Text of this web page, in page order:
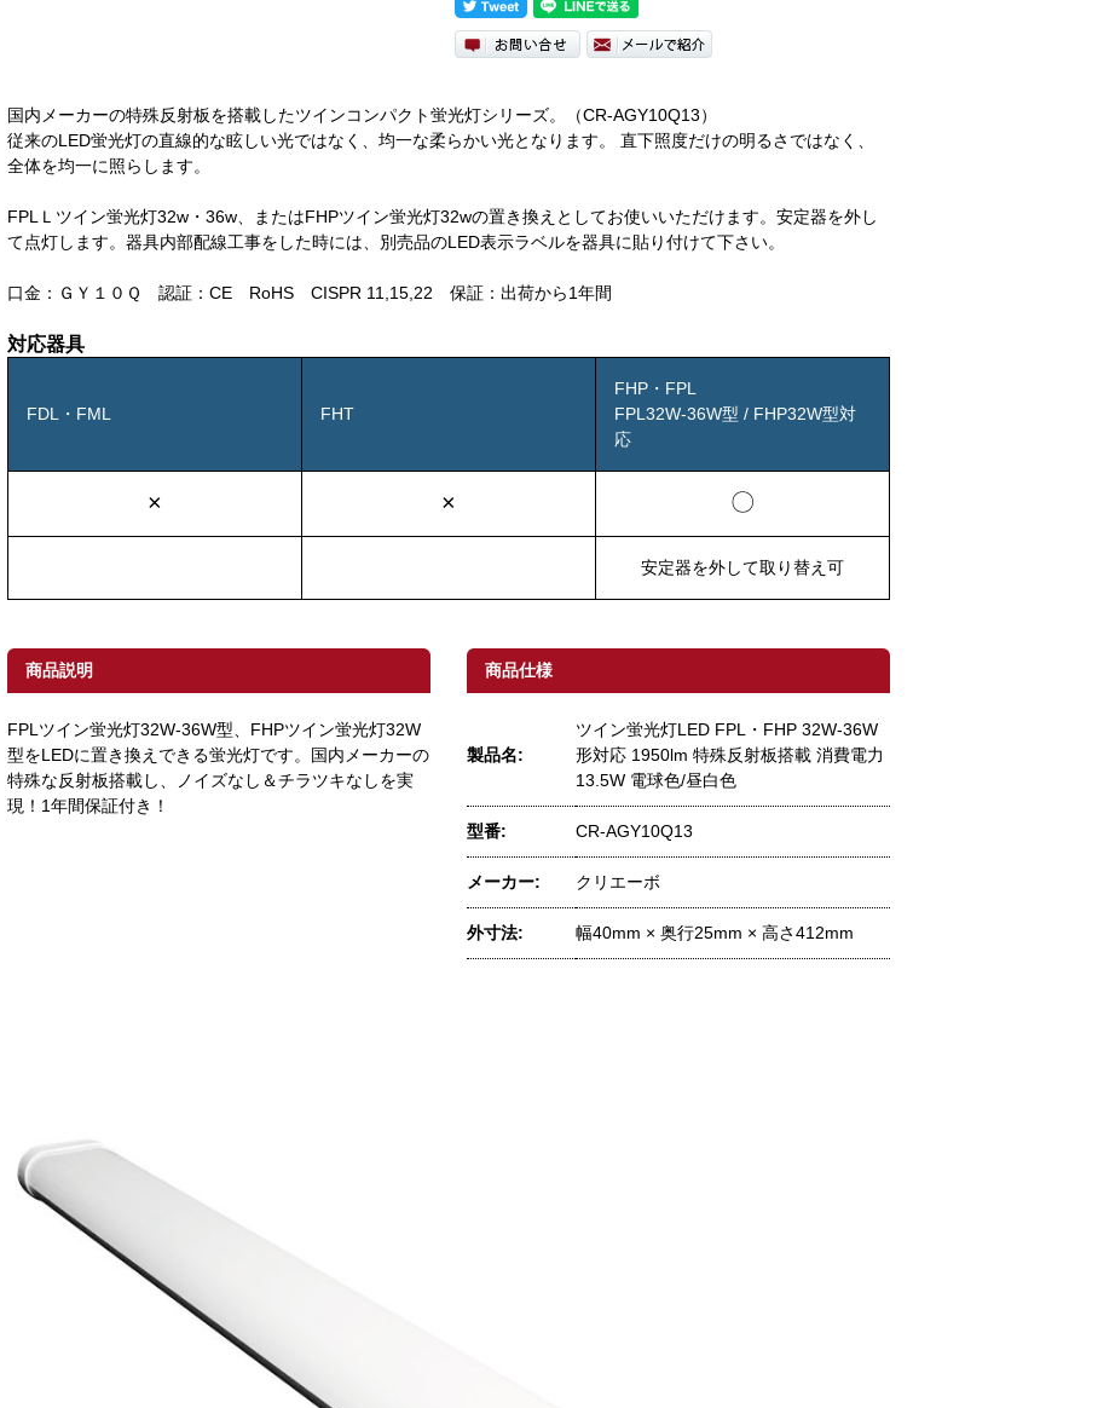
国内メーカーの特殊反射板を搭載したツインコンパクト蛍光灯シリーズ。（CR-AGY10Q13）
従来のLED蛍光灯の直線的な眩しい光ではなく、均一な柔らかい光となります。 直下照度だけの明るさではなく、
全体を均一に照らします。
FPLＬツイン蛍光灯32w・36w、またはFHPツイン蛍光灯32wの置き換えとしてお使いいただけます。安定器を外し
て点灯します。器具内部配線工事をした時には、別売品のLED表示ラベルを器具に貼り付けて下さい。
口金：ＧＹ１０Ｑ 認証：CE RoHS CISPR 11,15,22 保証：出荷から1年間
対応器具
FDL・FML FHT
FHP・FPL
FPL32W-36W型 / FHP32W型対
応
× × 〇
安定器を外して取り替え可
商品説明
FPLツイン蛍光灯32W-36W型、FHPツイン蛍光灯32W
型をLEDに置き換えできる蛍光灯です。国内メーカーの
特殊な反射板搭載し、ノイズなし＆チラツキなしを実
現！1年間保証付き！
商品仕様
製品名:
ツイン蛍光灯LED FPL・FHP 32W-36W
形対応 1950lm 特殊反射板搭載 消費電力
13.5W 電球色/昼白色
型番: CR-AGY10Q13
メーカー: クリエーボ
外寸法: 幅40mm × 奥行25mm × 高さ412mm